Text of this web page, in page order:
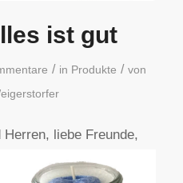
ist gut
/ in Produkte / von
liebe Freunde,